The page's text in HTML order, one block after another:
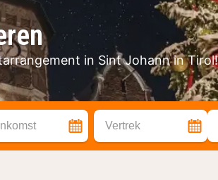
in Sint Johann in Tirol!
Vertrek